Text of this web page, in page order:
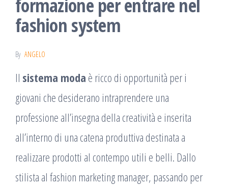
formazione per entrare nel
fashion system
By ANGELO
Il sistema moda è ricco di opportunità per i
giovani che desiderano intraprendere una
professione all’insegna della creatività e inserita
all’interno di una catena produttiva destinata a
realizzare prodotti al contempo utili e belli. Dallo
stilista al fashion marketing manager, passando per